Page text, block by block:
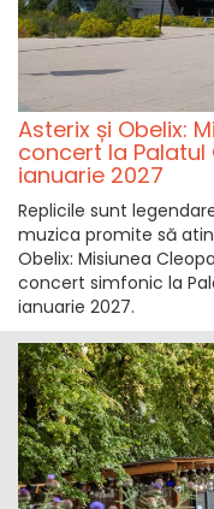
Asterix și Obelix:
concert la Palatul
ianuarie 2027
Replicile sunt
muzica promite să
Obelix: Misiunea
concert simfonic la
ianuarie 2027.